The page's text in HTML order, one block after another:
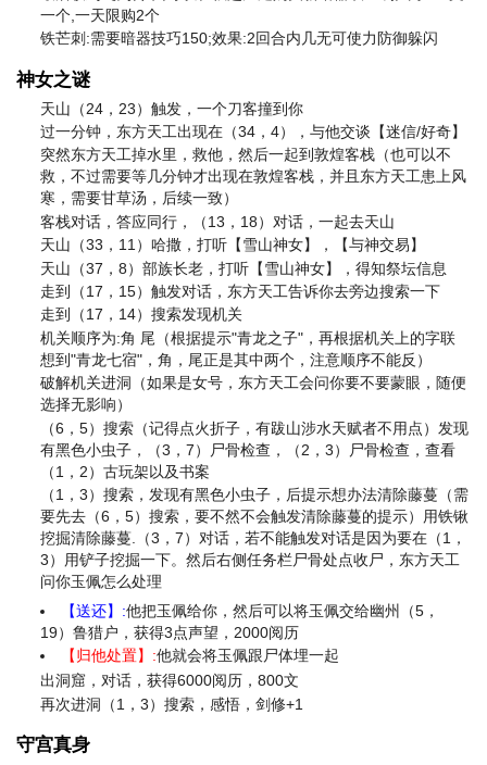
一个,一天限购2个
铁芒刺:需要暗器技巧150;效果:2回合内几无可使力防御躲闪
神女之谜
天山（24，23）触发，一个刀客撞到你
过一分钟，东方天工出现在（34，4），与他交谈【迷信/好奇】
突然东方天工掉水里，救他，然后一起到敦煌客栈（也可以不
救，不过需要等几分钟才出现在敦煌客栈，并且东方天工患上风
寒，需要甘草汤，后续一致）
客栈对话，答应同行，（13，18）对话，一起去天山
天山（33，11）哈撒，打听【雪山神女】，【与神交易】
天山（37，8）部族长老，打听【雪山神女】，得知祭坛信息
走到（17，15）触发对话，东方天工告诉你去旁边搜索一下
走到（17，14）搜索发现机关
机关顺序为:角 尾（根据提示"青龙之子"，再根据机关上的字联
想到"青龙七宿"，角，尾正是其中两个，注意顺序不能反）
破解机关进洞（如果是女号，东方天工会问你要不要蒙眼，随便
选择无影响）
（6，5）搜索（记得点火折子，有跋山涉水天赋者不用点）发现
有黑色小虫子，（3，7）尸骨检查，（2，3）尸骨检查，查看
（1，2）古玩架以及书案
（1，3）搜索，发现有黑色小虫子，后提示想办法清除藤蔓（需
要先去（6，5）搜索，要不然不会触发清除藤蔓的提示）用铁锹
挖掘清除藤蔓.（3，7）对话，若不能触发对话是因为要在（1，
3）用铲子挖掘一下。然后右侧任务栏尸骨处点收尸，东方天工
问你玉佩怎么处理
【送还】:他把玉佩给你，然后可以将玉佩交给幽州（5，
19）鲁猎户，获得3点声望，2000阅历
【归他处置】:他就会将玉佩跟尸体埋一起
出洞窟，对话，获得6000阅历，800文
再次进洞（1，3）搜索，感悟，剑修+1
守宫真身